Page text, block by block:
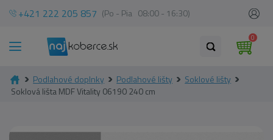
+421 222 205 857 (Po - Pia 08:00 - 16:30)
0
Podlahové doplnky Podlahové lišty
Soklové lišty
Soklová lišta MDF Vitality 06190 240 cm